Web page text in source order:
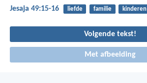
Jesaja 49:15-16 liefde familie kinderen
Volgende tekst!
Met afbeelding